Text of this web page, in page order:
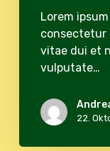
Lorem
consectetur
vitae dui et
vulputate…
22.